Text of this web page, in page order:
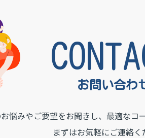
お問い合わ
悩みやご要望をお聞きし、 最適なコ
まずはお気軽にご連絡く